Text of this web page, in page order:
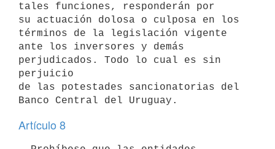
tales funciones, responderán por
su actuación dolosa o culposa en los
términos de la legislación vigente
ante los inversores y demás
perjudicados. Todo lo cual es sin
perjuicio
de las potestades sancionatorias del
Artículo 8